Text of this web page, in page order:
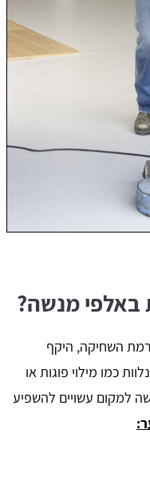
באלפי מנשה?
רמת השחיקה, היקף
כמו מילוי פוגות או
למקום עשויים להשפיע